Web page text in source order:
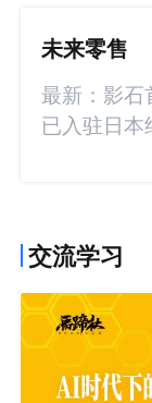
未来零售
最新：影石
已入驻日
交流学习